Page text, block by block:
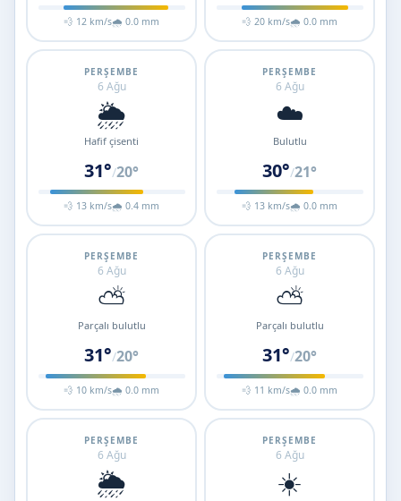
💨 12 km/s🌧 0.0 mm 💨 20 km/s🌧 0.0 mm
PERŞEMBE
6 Ağu
🌦️
Hafif çisenti
31°/20°
💨 13 km/s🌧 0.4 mm
PERŞEMBE
6 Ağu
☁️
Bulutlu
30°/21°
💨 13 km/s🌧 0.0 mm
PERŞEMBE
6 Ağu
⛅
Parçalı bulutlu
31°/20°
💨 10 km/s🌧 0.0 mm
PERŞEMBE
6 Ağu
⛅
Parçalı bulutlu
31°/20°
💨 11 km/s🌧 0.0 mm
PERŞEMBE
6 Ağu
🌦️
PERŞEMBE
6 Ağu
☀️